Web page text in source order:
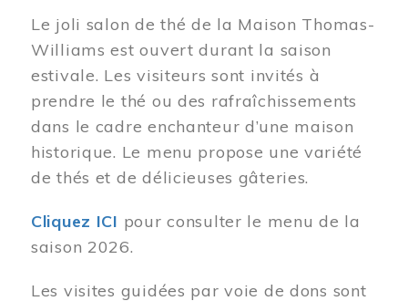
Le joli salon de thé de la Maison Thomas-
Williams est ouvert durant la saison
estivale. Les visiteurs sont invités à
prendre le thé ou des rafraîchissements
dans le cadre enchanteur d’une maison
historique. Le menu propose une variété
de thés et de délicieuses gâteries.
Cliquez ICI pour consulter le menu de la
saison 2026.
Les visites guidées par voie de dons sont